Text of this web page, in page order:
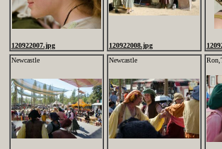
120922007.jpg 120922008.jpg
Newcastle
Newcastle